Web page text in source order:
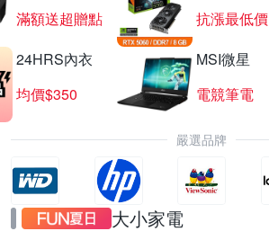
滿額送超贈點
抗漲最低價
24HRS內衣
均價$350
MSI微星
電競筆電
嚴選品牌
大小家電